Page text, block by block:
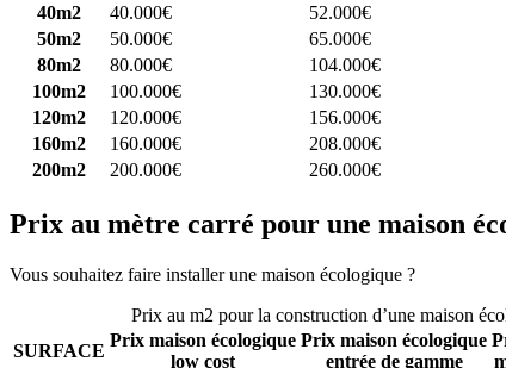
40m2
40.000€ 52.000€
50m2
50.000€ 65.000€
80m2
80.000€ 104.000€
100m2
100.000€ 130.000€
120m2
120.000€ 156.000€
160m2
160.000€ 208.000€
200m2
200.000€ 260.000€
Prix au mètre carré pour une maison
Vous souhaitez faire installer une maison écologique ?
Prix au m2 pour la construction d’une maison
SURFACE
Prix maison écologique
low cost
Prix maison écologique
entrée de gamme